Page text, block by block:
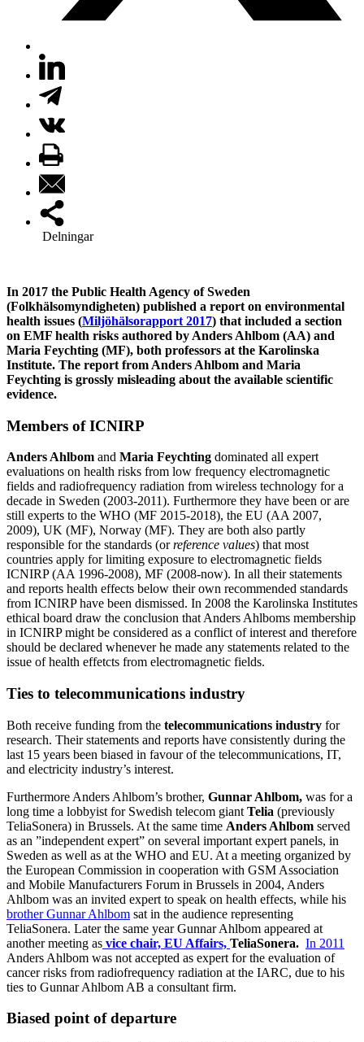
Delningar
In 2017 the Public Health Agency of Sweden
(Folkhälsomyndigheten) published a report on environmental
health issues (Miljöhälsorapport 2017) that included a section
on EMF health risks authored by Anders Ahlbom (AA) and
Maria Feychting (MF), both professors at the Karolinska
Institute. The report from Anders Ahlbom and Maria
Feychting is grossly misleading about the available scientific
evidence.
Members of ICNIRP
Anders Ahlbom and Maria Feychting dominated all expert
evaluations on health risks from low frequency electromagnetic
fields and radiofrequency radiation from wireless technology for a
decade in Sweden (2003-2011). Furthermore they have been or are
still experts to the WHO (MF 2015-2018), the EU (AA 2007,
2009), UK (MF), Norway (MF). They are both also partly
responsible for the standards (orreference values) that most
countries apply for limiting exposure to electromagnetic fields
ICNIRP (AA 1996-2008), MF (2008-now). In all their statements
and reports health effects below their own recommended standards
from ICNIRP have been dismissed. In 2008 the Karolinska Institutes
ethical board draw the conclusion that Anders Ahlboms membership
in ICNIRP might be considered as a conflict of interest and therefore
should be declared whenever he made any statements related to the
issue of health effetcts from electromagnetic fields.
Ties to telecommunications industry
Both receive funding from the telecommunications industry for
research. Their statements and reports have consistently during the
last 15 years been biased in favour of the telecommunications, IT,
and electricity industry’s interest.
Furthermore Anders Ahlbom’s brother, Gunnar Ahlbom, was for a
long time a lobbyist for Swedish telecom giant Telia (previously
TeliaSonera) in Brussels. At the same time Anders Ahlbom served
as an ”independent expert” on several important expert panels, in
Sweden as well as at the WHO and EU. At a meeting organized by
the European Commission in cooperation with GSM Association
and Mobile Manufacturers Forum in Brussels in 2004, Anders
Ahlbom was an invited expert to speak on health effects, while his
brother Gunnar Ahlbom sat in the audience representing
TeliaSonera. Later the same year Gunnar Ahlbom appeared at
another meeting as vice chair, EU Affairs, TeliaSonera. In 2011
Anders Ahlbom was not accepted as expert for the evaluation of
cancer risks from radiofrequency radiation at the IARC, due to his
ties to Gunnar Ahlbom AB a consultant firm.
Biased point of departure